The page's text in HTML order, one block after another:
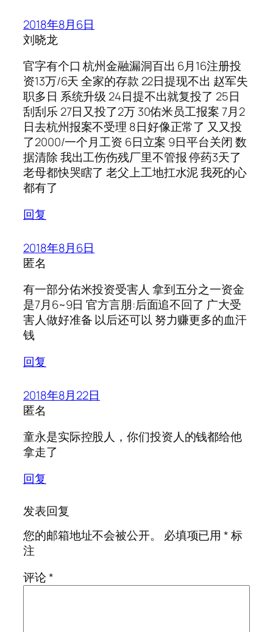
2018年8月6日
刘晓龙
官字有个口 杭州金融漏洞百出 6月16注册投
资13万/6天 全家的存款 22日提现不出 赵军失
职多日 系统升级 24日提不出就复投了 25日
刮刮乐 27日又投了2万 30佑米员工报案 7月2
日去杭州报案不受理 8日好像正常了 又又投
了2000/一个月工资 6日立案 9日平台关闭 数
据清除 我出工伤伤残厂里不管报 停药3天了
老母都快哭瞎了 老父上工地扛水泥 我死的心
都有了
回复
2018年8月6日
匿名
有一部分佑米投资受害人 拿到五分之一资金
是7月6~9日 官方言朋:后面追不回了 广大受
害人做好准备 以后还可以 努力赚更多的血汗
钱
回复
2018年8月22日
匿名
童永是实际控股人，你们投资人的钱都给他
拿走了
回复
发表回复
您的邮箱地址不会被公开。
必填项已用*标
注
评论*